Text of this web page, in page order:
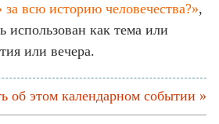
за всю историю человечества?»,
использован как тема или
или вечера.
об этом календарном событии »